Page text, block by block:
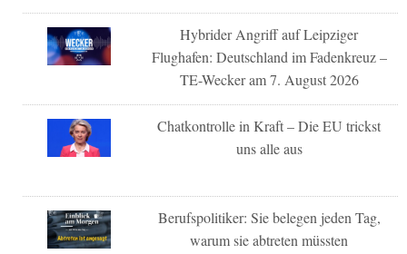
Hybrider Angriff auf Leipziger
Flughafen: Deutschland im Fadenkreuz –
TE-Wecker am 7. August 2026
Chatkontrolle in Kraft – Die EU trickst
uns alle aus
Berufspolitiker: Sie belegen jeden Tag,
warum sie abtreten müssten